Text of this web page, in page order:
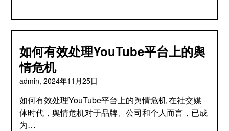
如何有效处理YouTube平台上的舆
情危机
admin,2024年11月25日
如何有效处理YouTube平台上的舆情危机 在社交媒
体时代，舆情危机对于品牌、公司和个人而言，已成
为…